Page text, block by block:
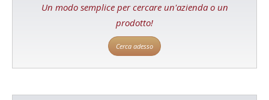
Un modo semplice per cercare un'azienda o un
prodotto!
Cerca adesso